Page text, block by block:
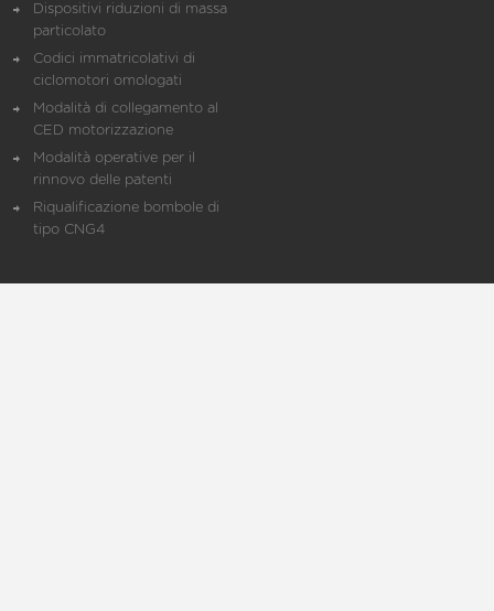
Dispositivi riduzioni di massa
particolato
Codici immatricolativi di
ciclomotori omologati
Modalità di collegamento al
CED motorizzazione
Modalità operative per il
rinnovo delle patenti
Riqualificazione bombole di
tipo CNG4